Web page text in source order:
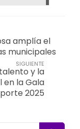
amplía el
municipales
SIGUIENTE
y la
la Gala
2025